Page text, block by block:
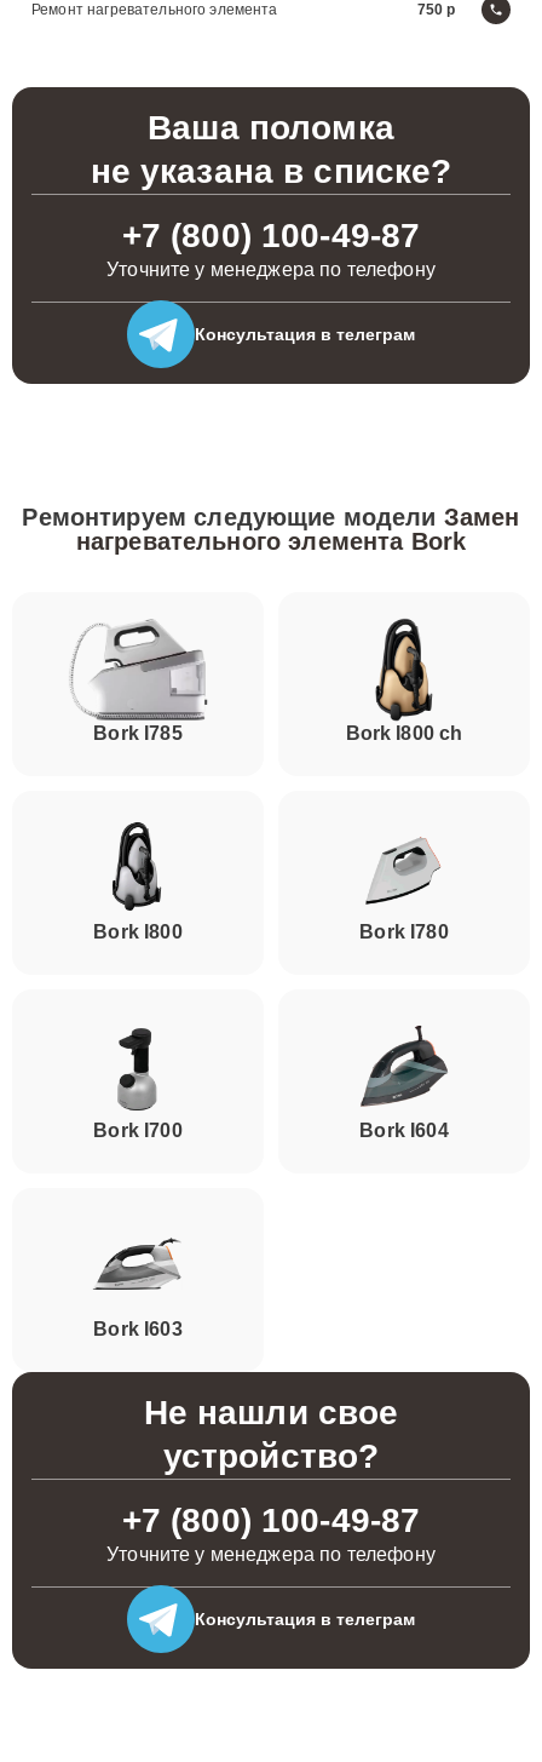
Ремонт нагревательного элемента 750
Ваша поломка
не указана в списке?
+7 (800) 100-49-87
Уточните у менеджера по телефону
Консультация в телеграм
Ремонтируем следующие модели Замен
нагревательного элемента Bork
Bork I785 Bork I800 ch
Bork I800 Bork I780
Bork I700 Bork I604
Bork I603
Не нашли свое
устройство?
+7 (800) 100-49-87
Уточните у менеджера по телефону
Консультация в телеграм